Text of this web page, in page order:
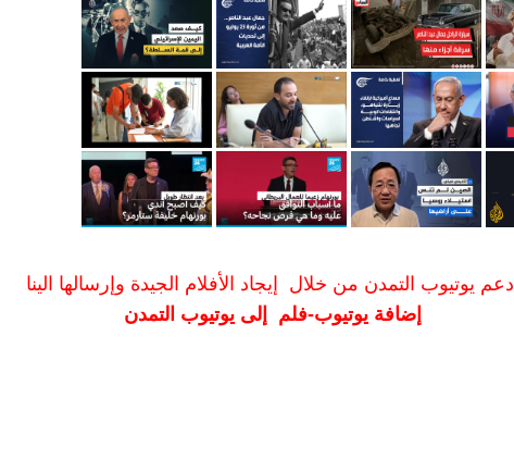
ادعم يوتيوب التمدن من خلال إيجاد الأفلام الجيدة وإرسالها الينا
إضافة يوتيوب-فلم إلى يوتيوب التمدن